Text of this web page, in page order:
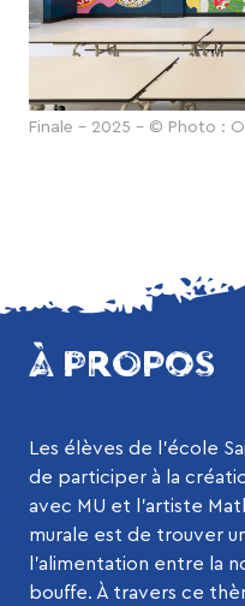
Finale - 2025 - © Photo :
À PROPOS
Les élèves de l’école
de participer à la
avec MU et l’artiste
murale est de trouver
l’alimentation entre la
bouffe. À travers ce